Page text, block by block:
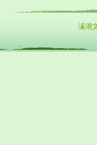
溱湖